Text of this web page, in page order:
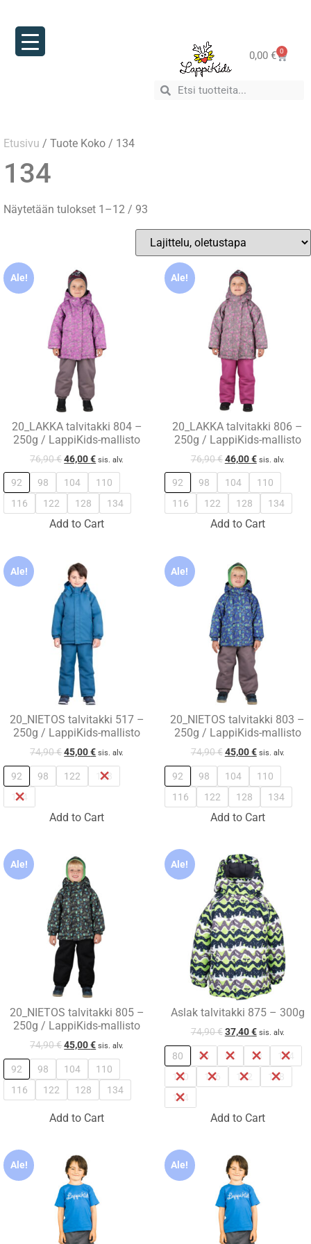
0,00 € 0
Etusivu / Tuote Koko / 134
134
Näytetään tulokset 1–12 / 93
Ale!
20_LAKKA talvitakki 804 –
250g / LappiKids-mallisto
76,90€ 46,00€ sis. alv.
92 98 104
110
116
122 128 134
Add to Cart
Ale!
20_LAKKA talvitakki 806 –
250g / LappiKids-mallisto
76,90€ 46,00€ sis. alv.
92 98 104
110
116
122 128 134
Add to Cart
Ale!
20_NIETOS talvitakki 517 –
250g / LappiKids-mallisto
74,90€ 45,00€ sis. alv.
92 98 122
128
134
Add to Cart
Ale!
20_NIETOS talvitakki 803 –
250g / LappiKids-mallisto
74,90€ 45,00€ sis. alv.
92 98 104
110
116
122 128 134
Add to Cart
Ale!
20_NIETOS talvitakki 805 –
250g / LappiKids-mallisto
74,90€ 45,00€ sis. alv.
92 98 104
110
116
122 128 134
Add to Cart
Ale!
Aslak talvitakki 875 – 300g
74,90€ 37,40€ sis. alv.
80 86 92 98
104
110
116 122
128
134
Add to Cart
Ale! Ale!